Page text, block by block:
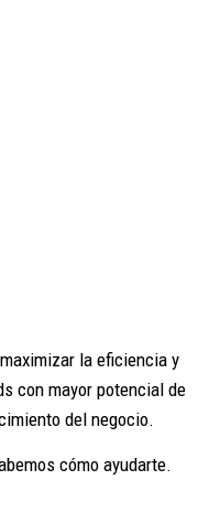
la eficiencia y
con mayor potencial de
del negocio.
cómo ayudarte.